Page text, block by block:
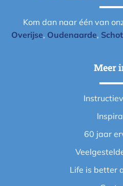
Kom dan naar één van
Overijse, Oudenaarde,
Meer
60 jaar
Life is better